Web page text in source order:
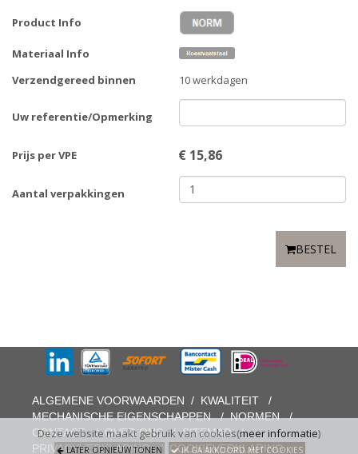
Product Info
Materiaal Info
Verzendgereed binnen
10 werkdagen
Uw referentie/Opmerking
Prijs per VPE € 15,86
Aantal verpakkingen
BESTEL
Deze website maakt gebruik van cookies(meer informatie)
LATER OPNIEUW TONEN IK GA AKKOORD MET COOKIES
ALGEMENE VOORWAARDEN / KWALITEIT
/
MECHANISCHE EIGENSCHAPPEN/NORMEN/
CONTACT/OVER ONS/SITEMAP/
PRIVACYVERKLARING/ COOKIEVERKLARING